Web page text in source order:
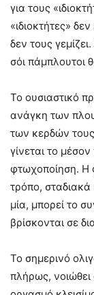
για τους
«ιδιοκτήτες»
δεν τους
σόι πάμπλουτοι
Το ουσιαστικό
ανάγκη των
των κερδών
γίνεται το
φτωχοποίηση. Η
τρόπο, σταδιακά
μία, μπορεί το
βρίσκονται σε
Το σημερινό
πλήρως, νοιώθει